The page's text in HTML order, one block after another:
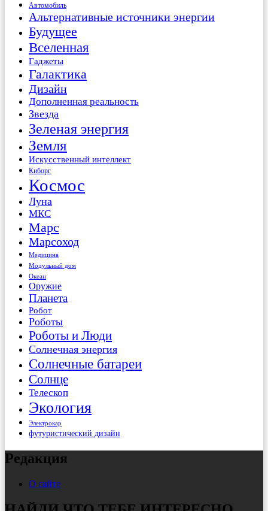
Автомобиль
Альтернативные источники энергии
Будущее
Вселенная
Гаджеты
Галактика
Дизайн
Дополненная реальность
Звезда
Зеленая энергия
Земля
Искусственный интеллект
Киборг
Космос
Луна
МКС
Марс
Марсоход
Медицина
Модульный дом
Океан
Оружие
Планета
Робот
Роботы
Роботы и Люди
Солнечная энергия
Солнечные батареи
Солнце
Телескоп
Экология
Электрокар
футуристический дизайн
Редакция
О сайте